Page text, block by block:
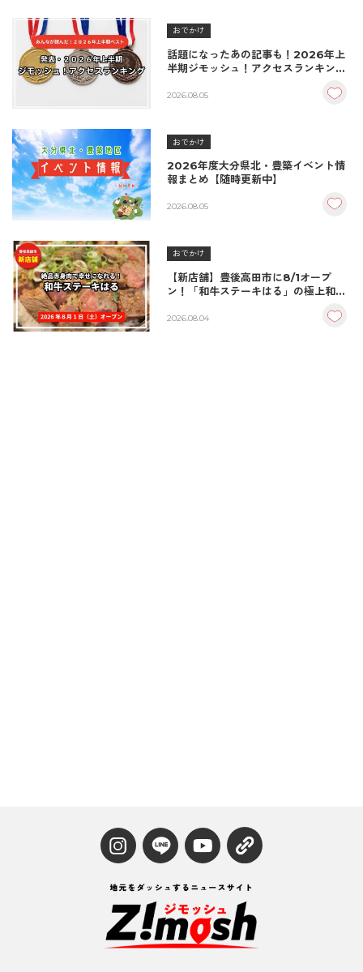
おでかけ
話題になったあの記事も！2026年上
半期ジモッシュ！アクセスランキング
2026.08.05
おでかけ
2026年度大分県北・豊築イベント情
報まとめ【随時更新中】
2026.08.05
おでかけ
【新店舗】豊後高田市に8/1オープ
ン！「和牛ステーキはる」の極上和牛
2026.08.04